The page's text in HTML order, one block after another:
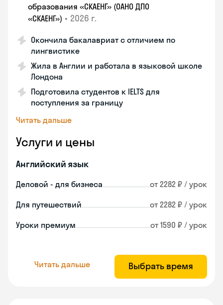
образования «СКАЕНГ» (ОАНО ДПО
«СКАЕНГ») • 2026 г.
Окончила бакалавриат с отличием по
лингвистике
Жила в Англии и работала в языковой школе
Лондона
Подготовила студентов к IELTS для
поступления за границу
Читать дальше
Услуги и цены
Английский язык
Деловой - для бизнеса от 2282 ₽ / урок
Для путешествий от 2282 ₽ / урок
Уроки премиум от 1590 ₽ / урок
Читать дальше Выбрать время